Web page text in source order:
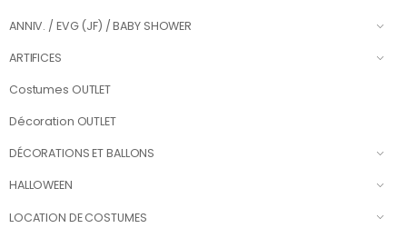
ANNIV. / EVG (JF) / BABY SHOWER
ARTIFICES
Costumes OUTLET
Décoration OUTLET
DÉCORATIONS ET BALLONS
HALLOWEEN
LOCATION DE COSTUMES